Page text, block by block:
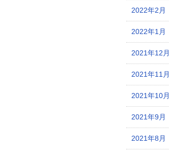
2022年2月
2022年1月
2021年12月
2021年11月
2021年10月
2021年9月
2021年8月